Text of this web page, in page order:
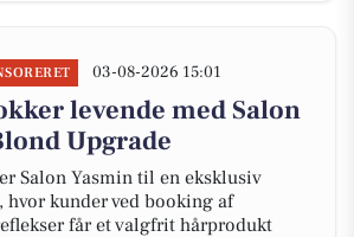
03-08-2026 15:01
levende med Salon
Upgrade
Salon Yasmin til en eksklusiv
hvor kunder ved booking af
får et valgfrit hårprodukt